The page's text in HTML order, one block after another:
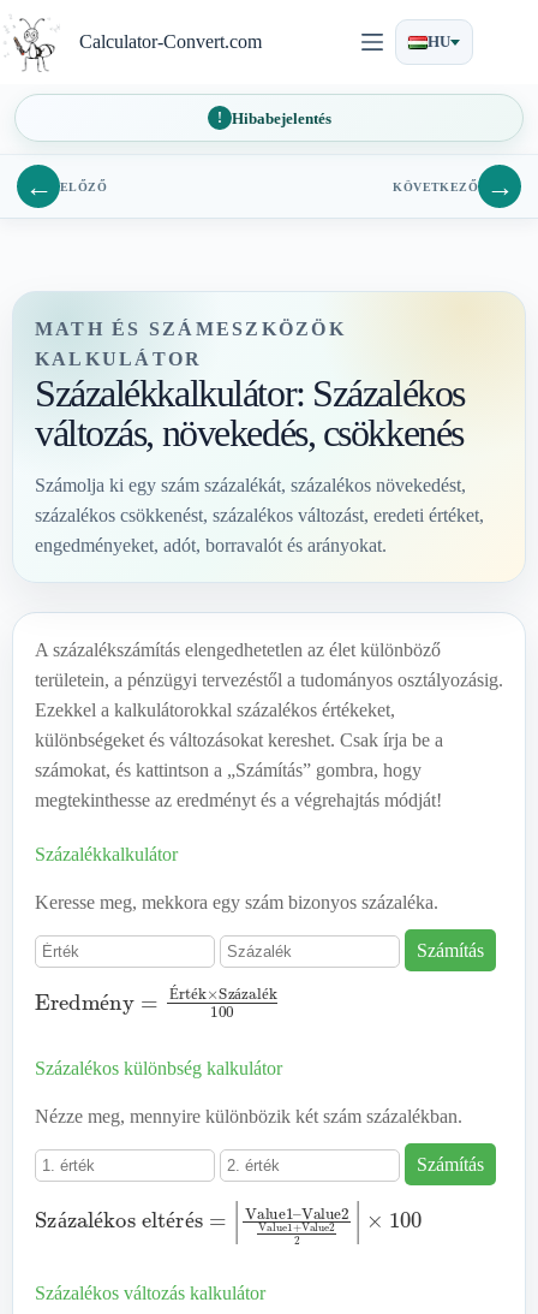
a
tartalomra
Calculator-Convert.com HU
Hibabejelentés
← ELŐZŐ KÖVETKEZŐ →
MATH ÉS SZÁMESZKÖZÖK
KALKULÁTOR
Százalékkalkulátor: Százalékos
változás, növekedés, csökkenés
Számolja ki egy szám százalékát, százalékos növekedést,
százalékos csökkenést, százalékos változást, eredeti értéket,
engedményeket, adót, borravalót és arányokat.
A százalékszámítás elengedhetetlen az élet különböző
területein, a pénzügyi tervezéstől a tudományos osztályozásig.
Ezekkel a kalkulátorokkal százalékos értékeket,
különbségeket és változásokat kereshet. Csak írja be a
számokat, és kattintson a „Számítás” gombra, hogy
megtekinthesse az eredményt és a végrehajtás módját!
Százalékkalkulátor
Keresse meg, mekkora egy szám bizonyos százaléka.
Számítás
é
Eredmény Érték×Százalék
Százalékos különbség kalkulátor
Nézze meg, mennyire különbözik két szám százalékban.
Számítás
á é é é
Százalékos eltérés Value1–
Value2Value1 + Value2 2|×100
Százalékos változás kalkulátor